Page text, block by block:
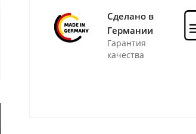
Сделано в
Германии
Гарантия
качества